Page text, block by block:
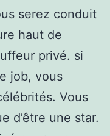
serez conduit
haut de
privé. si
job, vous
Vous
d’être une star.